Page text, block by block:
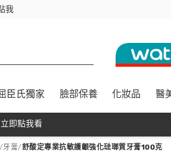
我
臣氏獨家 臉部保養 化妝品 醫
即點我看
/牙膏/舒酸定專業抗敏護齦強化琺瑯質牙膏100克